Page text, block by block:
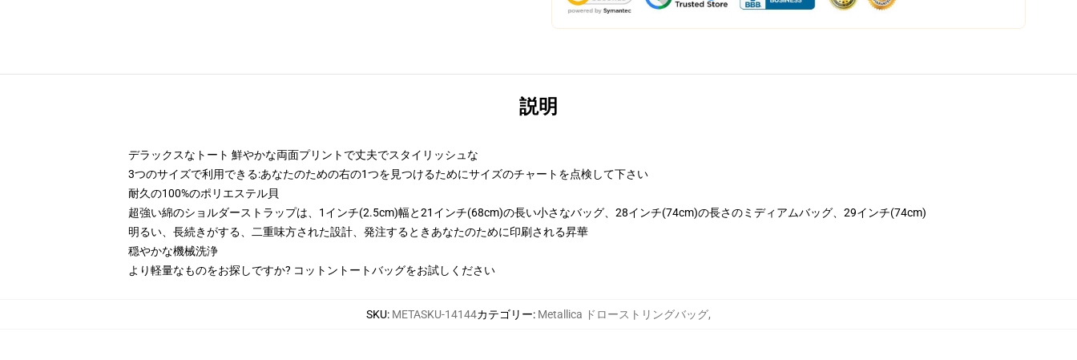
説明
デラックスなトート 鮮やかな両面プリントで丈夫でスタイリッシュな
3つのサイズで利用できる:あなたのための右の1つを見つけるためにサイズのチャートを点検して下さい
耐久の100%のポリエステル貝
超強い綿のショルダーストラップは、1インチ(2.5cm)幅と21インチ(68cm)の長い小さなバッグ、28インチ(74cm)の長さのミディアムバッグ、29インチ(74cm)
明るい、長続きがする、二重味方された設計、発注するときあなたのために印刷される昇華
穏やかな機械洗浄
より軽量なものをお探しですか? コットントートバッグをお試しください
SKU: METASKU-14144カテゴリー: Metallica ドローストリングバッグ,